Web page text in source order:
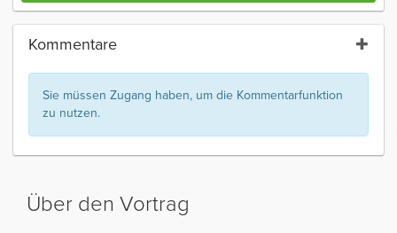
Kommentare
Sie müssen Zugang haben, um die Kommentarfunktion
zu nutzen.
Über den Vortrag